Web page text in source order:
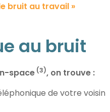
bruit au travail »
au bruit
space (3), on trouve :
de votre voisin